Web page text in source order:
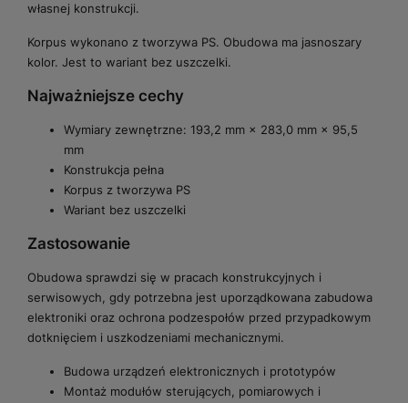
własnej konstrukcji.
Korpus wykonano z tworzywa PS. Obudowa ma jasnoszary
kolor. Jest to wariant bez uszczelki.
Najważniejsze cechy
Wymiary zewnętrzne: 193,2 mm × 283,0 mm × 95,5
mm
Konstrukcja pełna
Korpus z tworzywa PS
Wariant bez uszczelki
Zastosowanie
Obudowa sprawdzi się w pracach konstrukcyjnych i
serwisowych, gdy potrzebna jest uporządkowana zabudowa
elektroniki oraz ochrona podzespołów przed przypadkowym
dotknięciem i uszkodzeniami mechanicznymi.
Budowa urządzeń elektronicznych i prototypów
Montaż modułów sterujących, pomiarowych i